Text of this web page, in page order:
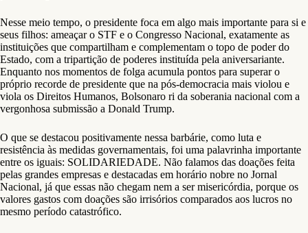
Nesse meio tempo, o presidente foca em algo mais importante para si e
seus filhos: ameaçar o STF e o Congresso Nacional, exatamente as
instituições que compartilham e complementam o topo de poder do
Estado, com a tripartição de poderes instituída pela aniversariante.
Enquanto nos momentos de folga acumula pontos para superar o
próprio recorde de presidente que na pós-democracia mais violou e
viola os Direitos Humanos, Bolsonaro ri da soberania nacional com a
vergonhosa submissão a Donald Trump.
O que se destacou positivamente nessa barbárie, como luta e
resistência às medidas governamentais, foi uma palavrinha importante
entre os iguais: SOLIDARIEDADE. Não falamos das doações feita
pelas grandes empresas e destacadas em horário nobre no Jornal
Nacional, já que essas não chegam nem a ser misericórdia, porque os
valores gastos com doações são irrisórios comparados aos lucros no
mesmo período catastrófico.